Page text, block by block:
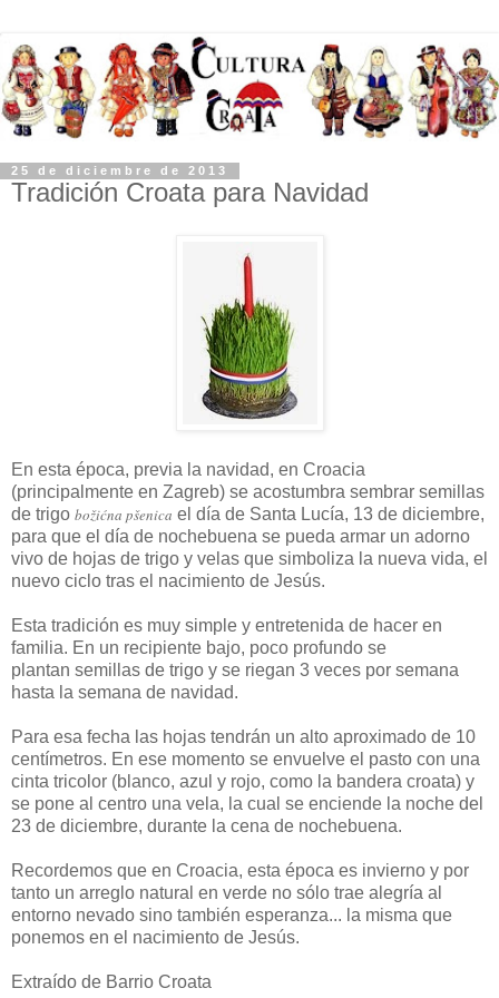
25 de diciembre de 2013
Tradición Croata para Navidad
En esta época, previa la navidad, en Croacia
(principalmente en Zagreb) se acostumbra sembrar semillas
de trigo božićna pšenica el día de Santa Lucía, 13 de diciembre,
para que el día de nochebuena se pueda armar un adorno
vivo de hojas de trigo y velas que simboliza la nueva vida, el
nuevo ciclo tras el nacimiento de Jesús.
Esta tradición es muy simple y entretenida de hacer en
familia. En un recipiente bajo, poco profundo se
plantan semillas de trigo y se riegan 3 veces por semana
hasta la semana de navidad.
Para esa fecha las hojas tendrán un alto aproximado de 10
centímetros. En ese momento se envuelve el pasto con una
cinta tricolor (blanco, azul y rojo, como la bandera croata) y
se pone al centro una vela, la cual se enciende la noche del
23 de diciembre, durante la cena de nochebuena.
Recordemos que en Croacia, esta época es invierno y por
tanto un arreglo natural en verde no sólo trae alegría al
entorno nevado sino también esperanza... la misma que
ponemos en el nacimiento de Jesús.
Extraído de Barrio Croata